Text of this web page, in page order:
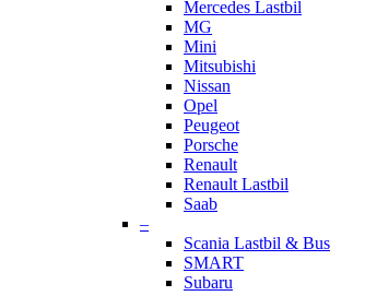
Mercedes Lastbil
MG
Mini
Mitsubishi
Nissan
Opel
Peugeot
Porsche
Renault
Renault Lastbil
Saab
–
Scania Lastbil & Bus
SMART
Subaru